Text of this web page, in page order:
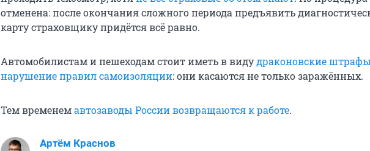
отменена: после окончания сложного периода предъявить
карту страховщику придётся всё равно.
Автомобилистам и пешеходам стоит иметь в видудраконовские
нарушение правил самоизоляции: они касаются не только заражённых.
Тем временемавтозаводы России возвращаются к работе.
Артём Краснов